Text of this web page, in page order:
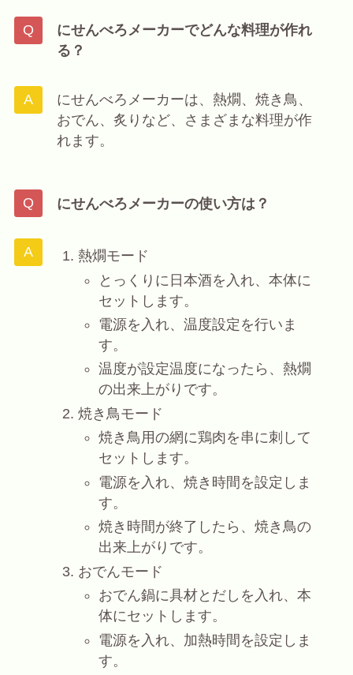
にせんべろメーカーでどんな料理が作れ
る？
にせんべろメーカーは、熱燗、焼き鳥、
おでん、炙りなど、さまざまな料理が作
れます。
にせんべろメーカーの使い方は？
熱燗モード
とっくりに日本酒を入れ、本体に
セットします。
電源を入れ、温度設定を行いま
す。
温度が設定温度になったら、熱燗
の出来上がりです。
焼き鳥モード
焼き鳥用の網に鶏肉を串に刺して
セットします。
電源を入れ、焼き時間を設定しま
す。
焼き時間が終了したら、焼き鳥の
出来上がりです。
おでんモード
おでん鍋に具材とだしを入れ、本
体にセットします。
電源を入れ、加熱時間を設定しま
す。